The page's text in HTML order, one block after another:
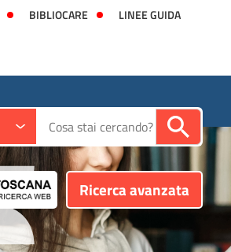
BIBLIOCARE
LINEE GUIDA
Cerca su "Catalogo"
Ricerca avanzata